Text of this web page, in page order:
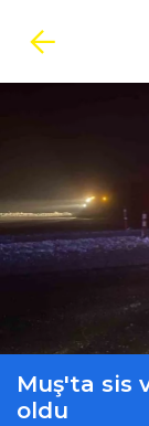
Muş'ta sis
oldu